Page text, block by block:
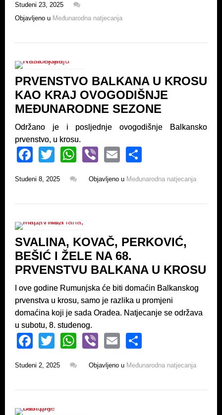
c
e
b
o
o
k
tt
er
at
s
A
p
Studeni 23, 2025
Objavljeno u Međunarodna natjecanja
PRVENSTVO BALKANA U KROSU
KAO KRAJ OVOGODIŠNJE
MEĐUNARODNE SEZONE
Održano je i posljednje ovogodišnje Balkansko
prvenstvo, u krosu.
F
c
e
o
k
T
tt
er
W
at
s
p
Vi
er
E
ail ar
e
Studeni 8, 2025 Objavljeno u Međunarodna natjecanja
SVALINA, KOVAČ, PERKOVIĆ,
BEŠIĆ I ŽELE NA 68.
PRVENSTVU BALKANA U KROSU
I ove godine Rumunjska će biti domaćin Balkanskog
prvenstva u krosu, samo je razlika u promjeni
domaćina koji je sada Oradea. Natjecanje se održava
u subotu, 8. studenog.
F
c
e
T
tt
er
W
at
s
Vi
er
E
ail ar
e
Studeni 2, 2025 Objavljeno u Međunarodna natjecanja